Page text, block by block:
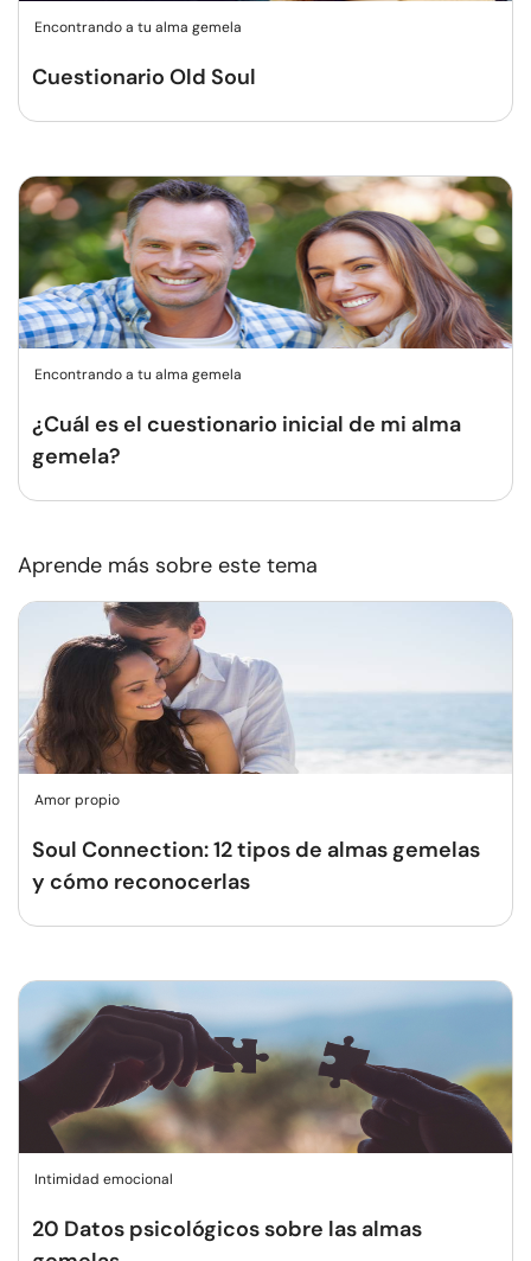
Encontrando a tu alma gemela
Cuestionario Old Soul
Encontrando a tu alma gemela
¿Cuál es el cuestionario inicial de mi alma
gemela?
Aprende más sobre este tema
Amor propio
Soul Connection: 12 tipos de almas gemelas
y cómo reconocerlas
Intimidad emocional
20 Datos psicológicos sobre las almas